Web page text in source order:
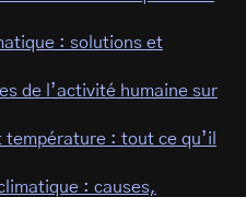
: solutions et
de l’activité humaine sur
: tout ce qu’il
: causes,